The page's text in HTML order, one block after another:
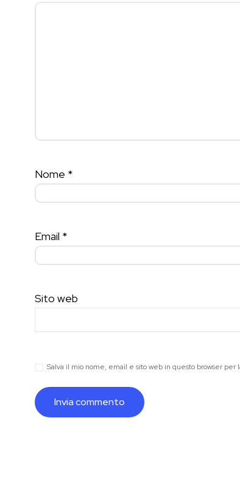
Nome *
Email *
Sito web
Salva il mio nome, email e sito web in questo browser per